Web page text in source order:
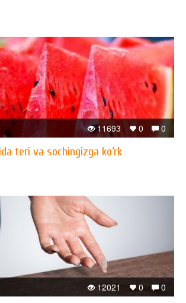
0
0
11693
teri va sochingizga ko‘rk
0
0
12021